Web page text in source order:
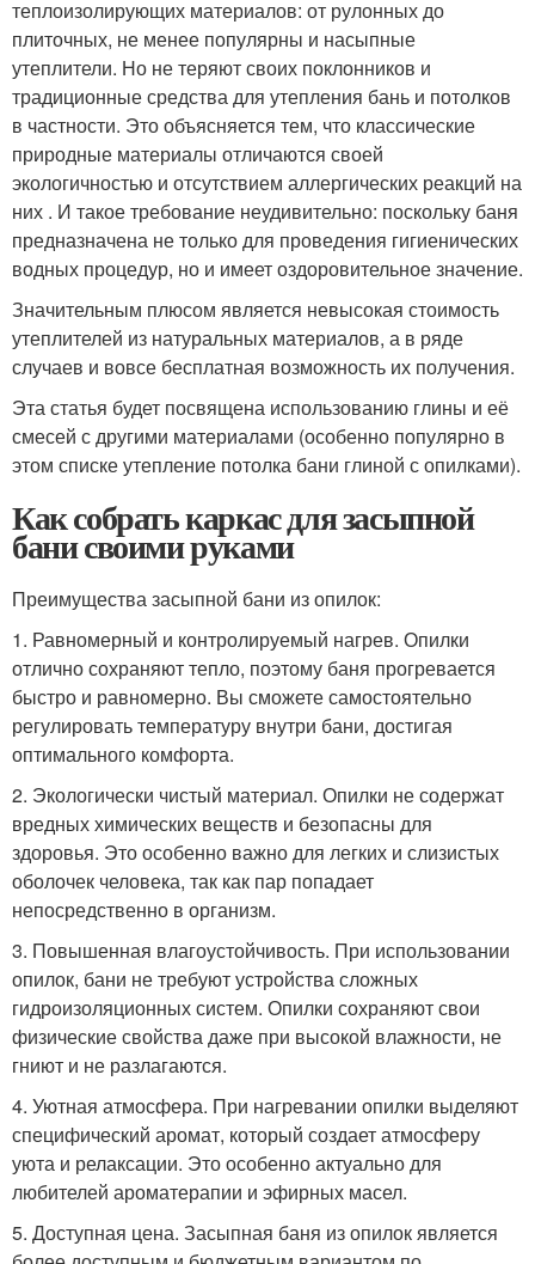
теплоизолирующих материалов: от рулонных до
плиточных, не менее популярны и насыпные
утеплители. Но не теряют своих поклонников и
традиционные средства для утепления бань и потолков
в частности. Это объясняется тем, что классические
природные материалы отличаются своей
экологичностью и отсутствием аллергических реакций на
них . И такое требование неудивительно: поскольку баня
предназначена не только для проведения гигиенических
водных процедур, но и имеет оздоровительное значение.
Значительным плюсом является невысокая стоимость
утеплителей из натуральных материалов, а в ряде
случаев и вовсе бесплатная возможность их получения.
Эта статья будет посвящена использованию глины и её
смесей с другими материалами (особенно популярно в
этом списке утепление потолка бани глиной с опилками).
Как собрать каркас для засыпной
бани своими руками
Преимущества засыпной бани из опилок:
1. Равномерный и контролируемый нагрев. Опилки
отлично сохраняют тепло, поэтому баня прогревается
быстро и равномерно. Вы сможете самостоятельно
регулировать температуру внутри бани, достигая
оптимального комфорта.
2. Экологически чистый материал. Опилки не содержат
вредных химических веществ и безопасны для
здоровья. Это особенно важно для легких и слизистых
оболочек человека, так как пар попадает
непосредственно в организм.
3. Повышенная влагоустойчивость. При использовании
опилок, бани не требуют устройства сложных
гидроизоляционных систем. Опилки сохраняют свои
физические свойства даже при высокой влажности, не
гниют и не разлагаются.
4. Уютная атмосфера. При нагревании опилки выделяют
специфический аромат, который создает атмосферу
уюта и релаксации. Это особенно актуально для
любителей ароматерапии и эфирных масел.
5. Доступная цена. Засыпная баня из опилок является